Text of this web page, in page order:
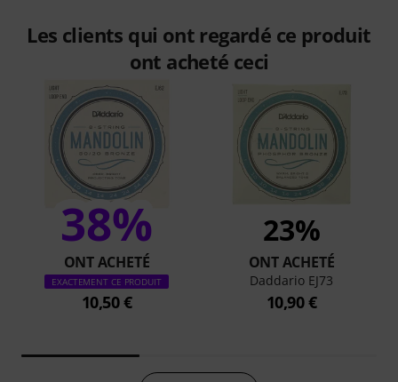
Les clients qui ont regardé ce produit
ont acheté ceci
38%
ONT ACHETÉ
EXACTEMENT CE PRODUIT
10,50 €
23%
ONT ACHETÉ
Daddario EJ73
10,90 €